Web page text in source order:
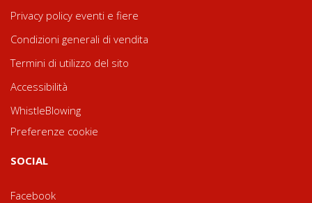
Privacy policy eventi e fiere
Condizioni generali di vendita
Termini di utilizzo del sito
Accessibilità
WhistleBlowing
Preferenze cookie
SOCIAL
Facebook